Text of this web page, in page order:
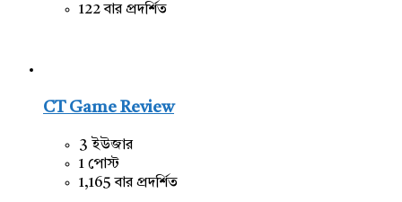
122 বার প্রদর্শিত
CT Game Review
3 ইউজার
1 পোস্ট
1,165 বার প্রদর্শিত